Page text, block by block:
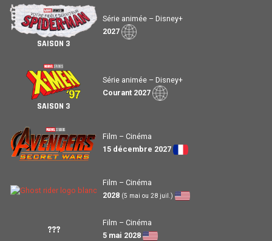
SAISON 3
Série animée – Disney+
2027
SAISON 3
Série animée – Disney+
Courant 2027
Film – Cinéma
15 décembre 2027
Film – Cinéma
2028 (5 mai ou 28 juil.)
???
Film – Cinéma
5 mai 2028